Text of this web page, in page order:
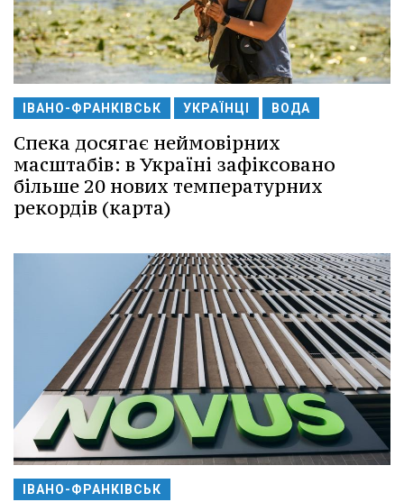
ІВАНО-ФРАНКІВСЬК УКРАЇНЦІ ВОДА
Спека досягає неймовірних
масштабів: в Україні зафіксовано
більше 20 нових температурних
рекордів (карта)
ІВАНО-ФРАНКІВСЬК